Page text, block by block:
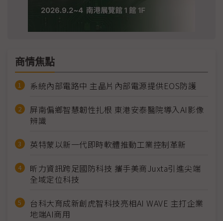
商情焦點
系統內部電路中 主晶片內部電源提供EOS防護
屏南偏鄉智慧韌性扎根 東港安泰醫院導入AI影像
辨識
英特蒙以新一代即時軟體推動工業控制革新
昕力資訊跨足國防科技 攜手美商Juxta引進尖端
全域定位科技
台科大育成新創虎智科技亮相AI WAVE 主打企業
地端AI商用